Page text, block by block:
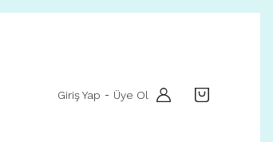
Giriş Yap - Üye Ol